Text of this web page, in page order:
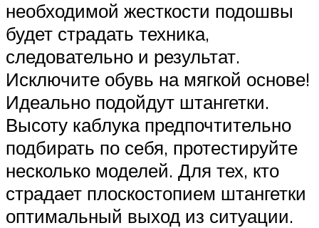
необходимой жесткости подошвы
будет страдать техника,
следовательно и результат.
Исключите обувь на мягкой основе!
Идеально подойдут штангетки.
Высоту каблука предпочтительно
подбирать по себя, протестируйте
несколько моделей. Для тех, кто
страдает плоскостопием штангетки
оптимальный выход из ситуации.